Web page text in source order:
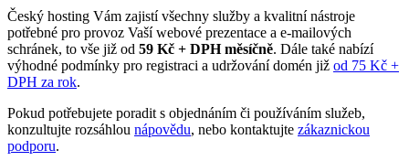
Český hosting Vám zajistí všechny služby a kvalitní nástroje
potřebné pro provoz Vaší webové prezentace a e‑mailových
schránek, to vše již od 59 Kč + DPH měsíčně. Dále také nabízí
výhodné podmínky pro registraci a udržování domén již od 75 Kč +
DPH za rok.
Pokud potřebujete poradit s objednáním či používáním služeb,
konzultujte rozsáhlou nápovědu, nebo kontaktujte zákaznickou
podporu.